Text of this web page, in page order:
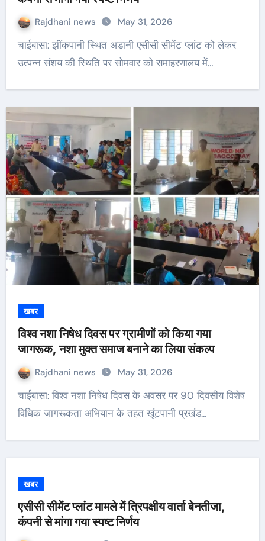
Rajdhani news May 31, 2026
चाईबासा: झींकपानी स्थित अडानी एसीसी सीमेंट प्लांट को लेकर
उत्पन्न संशय की स्थिति पर सोमवार को समाहरणालय में…
खबर
विश्व नशा निषेध दिवस पर ग्रामीणों को किया गया
जागरूक, नशा मुक्त समाज बनाने का लिया संकल्प
Rajdhani news May 31, 2026
चाईबासा: विश्व नशा निषेध दिवस के अवसर पर 90 दिवसीय विशेष
विधिक जागरूकता अभियान के तहत खूंटपानी प्रखंड…
खबर
एसीसी सीमेंट प्लांट मामले में त्रिपक्षीय वार्ता बेनतीजा,
कंपनी से मांगा गया स्पष्ट निर्णय